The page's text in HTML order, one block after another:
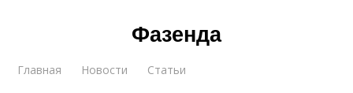
Фазенда
Главная Новости Статьи